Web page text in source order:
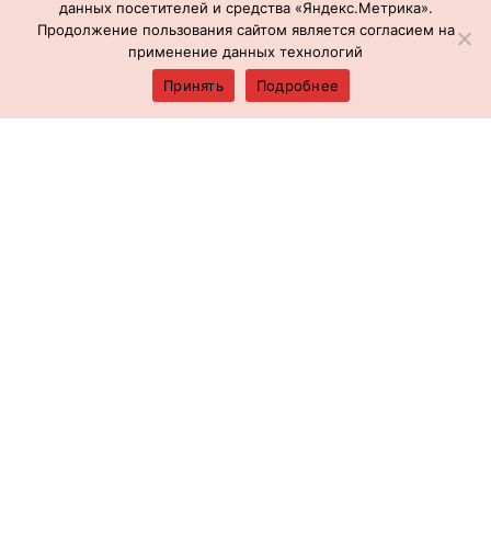
данных посетителей и средства «Яндекс.Метрика».
Продолжение пользования сайтом является согласием на
применение данных технологий
Принять
Подробнее